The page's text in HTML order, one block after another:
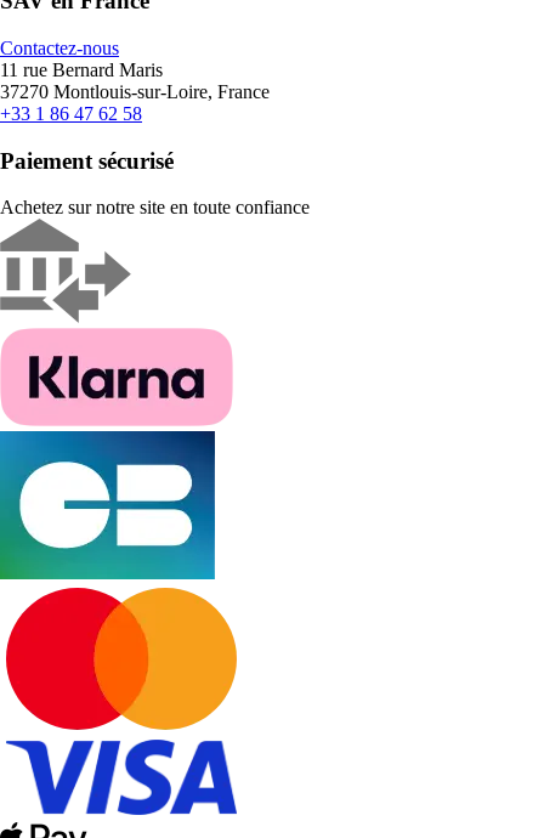
Contactez-nous
11 rue Bernard Maris
37270 Montlouis-sur-Loire, France
+33 1 86 47 62 58
Paiement sécurisé
Achetez sur notre site en toute confiance